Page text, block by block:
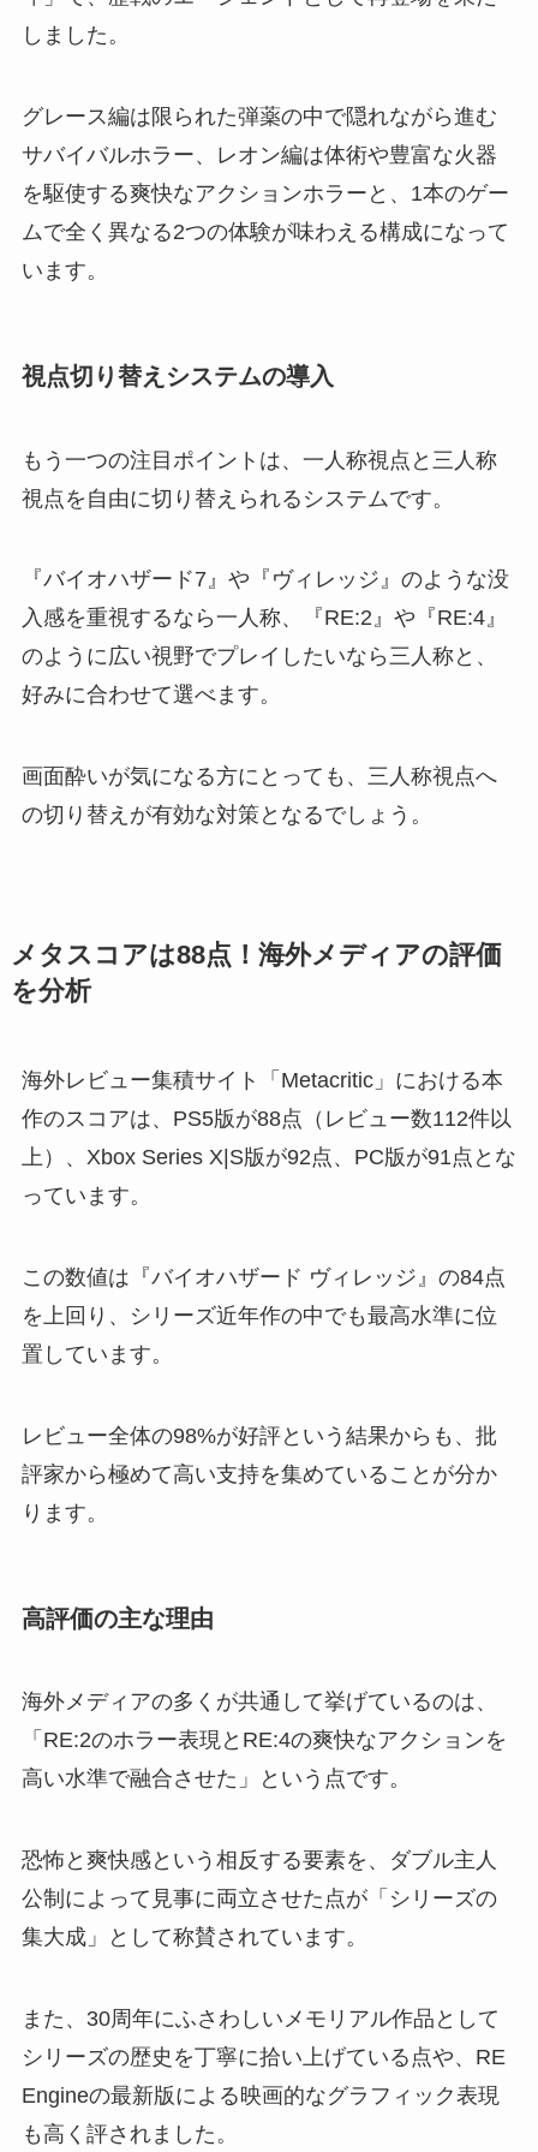
しました。
グレース編は限られた弾薬の中で隠れながら進む
サバイバルホラー、レオン編は体術や豊富な火器
を駆使する爽快なアクションホラーと、1本のゲー
ムで全く異なる2つの体験が味わえる構成になって
います。
視点切り替えシステムの導入
もう一つの注目ポイントは、一人称視点と三人称
視点を自由に切り替えられるシステムです。
『バイオハザード7』や『ヴィレッジ』のような没
入感を重視するなら一人称、『RE:2』や『RE:4』
のように広い視野でプレイしたいなら三人称と、
好みに合わせて選べます。
画面酔いが気になる方にとっても、三人称視点へ
の切り替えが有効な対策となるでしょう。
メタスコアは88点！海外メディアの評価
を分析
海外レビュー集積サイト「Metacritic」における本
作のスコアは、PS5版が88点（レビュー数112件以
上）、Xbox Series X|S版が92点、PC版が91点とな
っています。
この数値は『バイオハザード ヴィレッジ』の84点
を上回り、シリーズ近年作の中でも最高水準に位
置しています。
レビュー全体の98%が好評という結果からも、批
評家から極めて高い支持を集めていることが分か
ります。
高評価の主な理由
海外メディアの多くが共通して挙げているのは、
「RE:2のホラー表現とRE:4の爽快なアクションを
高い水準で融合させた」という点です。
恐怖と爽快感という相反する要素を、ダブル主人
公制によって見事に両立させた点が「シリーズの
集大成」として称賛されています。
また、30周年にふさわしいメモリアル作品として
シリーズの歴史を丁寧に拾い上げている点や、RE
Engineの最新版による映画的なグラフィック表現
も高く評されました。